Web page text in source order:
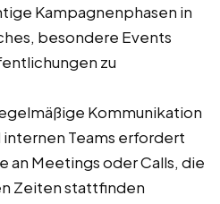
Kampagnenphasen in
besondere Events
zu
Kommunikation
Teams erfordert
an Meetings oder Calls, die
Zeiten stattfinden